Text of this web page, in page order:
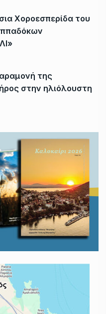
Χοροεσπερίδα του
της
στην ηλιόλουστη